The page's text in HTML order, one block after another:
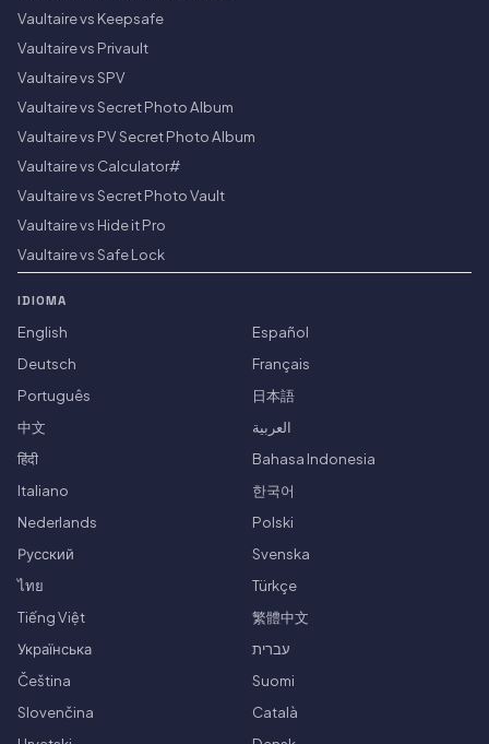
Vaultaire vs Keepsafe
Vaultaire vs Privault
Vaultaire vs SPV
Vaultaire vs Secret Photo Album
Vaultaire vs PV Secret Photo Album
Vaultaire vs Calculator#
Vaultaire vs Secret Photo Vault
Vaultaire vs Hide it Pro
Vaultaire vs Safe Lock
IDIOMA
English
Español
Deutsch
Français
Português
日本語
中文
العربية
हिंदी
Bahasa Indonesia
Italiano
한국어
Nederlands
Polski
Русский
Svenska
ไทย
Türkçe
Tiếng Việt
繁體中文
Українська
עברית
Čeština
Suomi
Slovenčina
Català